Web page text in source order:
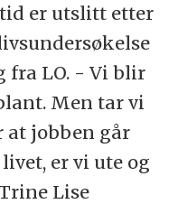
er utslitt etter
fra LO. - Vi blir
Men tar vi
at jobben går
er vi ute og
Lise